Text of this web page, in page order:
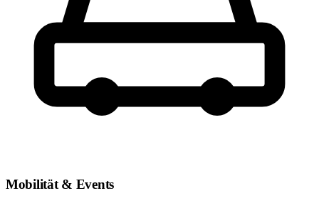
Mobilität & Events